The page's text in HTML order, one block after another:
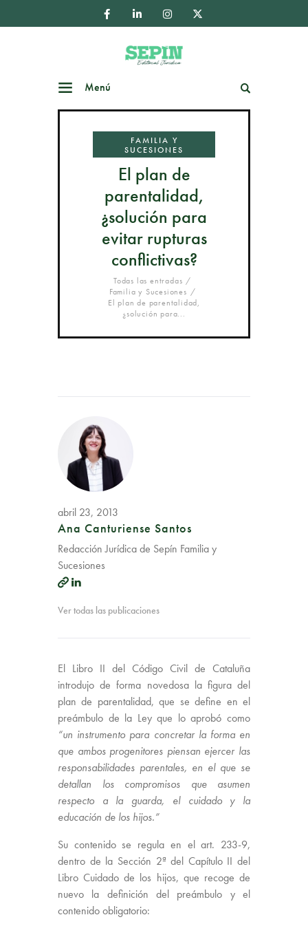
Menú
FAMILIA Y
SUCESIONES
El plan de
parentalidad,
¿solución para
evitar rupturas
conflictivas?
Todas las entradas
Familia y Sucesiones
El plan de parentalidad,
¿solución para...
abril 23, 2013
Ana Canturiense Santos
Redacción Jurídica de Sepín Familia y
Sucesiones
Ver todas las publicaciones
El Libro II del Código Civil de Cataluña
introdujo de forma novedosa la figura del
plan de parentalidad, que se define en el
preámbulo de la Ley que lo aprobó como
“un instrumento para concretar la forma en
que ambos progenitores piensan ejercer las
responsabilidades parentales, en el que se
detallan los compromisos que asumen
respecto a la guarda, el cuidado y la
educación de los hijos.”
Su contenido se regula en el art. 233-9,
dentro de la Sección 2ª del Capítulo II del
Libro Cuidado de los hijos, que recoge de
nuevo la definición del preámbulo y el
contenido obligatorio: